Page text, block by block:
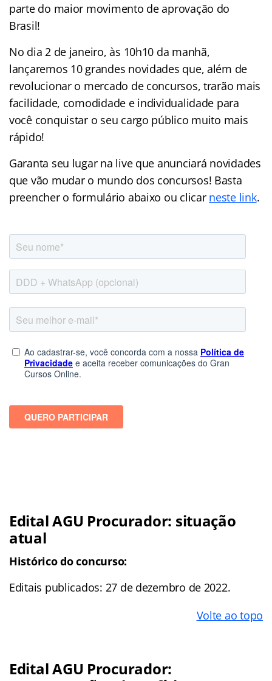
parte do maior movimento de aprovação do
Brasil!
No dia 2 de janeiro, às 10h10 da manhã,
lançaremos 10 grandes novidades que, além de
revolucionar o mercado de concursos, trarão mais
facilidade, comodidade e individualidade para
você conquistar o seu cargo público muito mais
rápido!
Garanta seu lugar na live que anunciará novidades
que vão mudar o mundo dos concursos! Basta
preencher o formulário abaixo ou clicar neste link.
Edital AGU Procurador: situação
atual
Histórico do concurso:
Editais publicados: 27 de dezembro de 2022.
Volte ao topo
Edital AGU Procurador: